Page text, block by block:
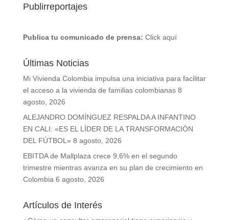
Publirreportajes
Publica tu comunicado de prensa: Click aquí
Últimas Noticias
Mi Vivienda Colombia impulsa una iniciativa para facilitar
el acceso a la vivienda de familias colombianas 8
agosto, 2026
ALEJANDRO DOMÍNGUEZ RESPALDA A INFANTINO
EN CALI: «ES EL LÍDER DE LA TRANSFORMACIÓN
DEL FÚTBOL» 8 agosto, 2026
EBITDA de Mallplaza crece 9,6% en el segundo
trimestre mientras avanza en su plan de crecimiento en
Colombia 6 agosto, 2026
Artículos de Interés